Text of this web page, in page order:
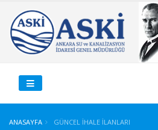
ANASAYFA GÜNCEL İHALE İLANLARI